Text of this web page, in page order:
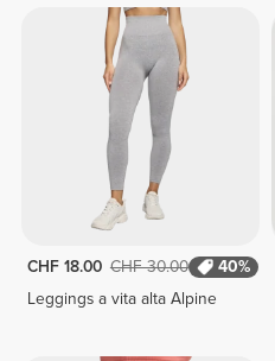
CHF 18.00 CHF 30.00
40%
Leggings a vita alta Alpine